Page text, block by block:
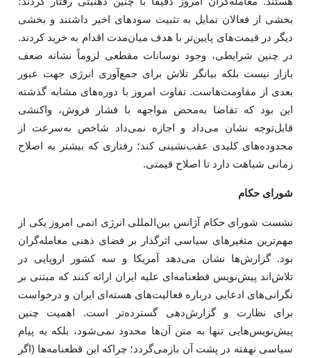
بخشی از فعالان تمایل به تثبیت سودهای اخیر داشتند و بخشی
دیگر در قیمت‌های پایین‌تر با هدف میان‌مدت اقدام به خرید کردند.
در چنین شرایطی، وجود نوسانات مقطعی لزوماً نشانه ضعف
بازار نیست بلکه بیانگر تلاش برای جمع‌آوری انرژی جهت عبور
بعدی از مقاومت‌هاست. تفاوت امروز با دوره‌های مشابه گذشته
این بود که تقاضا به‌محض مواجهه با فشار فروش، واکنشی
قابل‌توجه نشان می‌داد و اجازه نمی‌داد شاخص به‌سرعت از
محدوده‌های کلیدی عقب‌نشینی کند؛ رفتاری که بیشتر به اصلاح
زمانی شباهت دارد تا اصلاح قیمتی.
شورای حکام
نشست شورای حکام آژانس بین‌المللی انرژی اتمی امروز یکی از
مهم‌ترین متغیرهای سیاسی اثرگذار بر فضای ذهنی معامله‌گران
بود. گزارش‌ها نشان می‌دهد آمریکا و سه کشور اروپایی در
تلاش‌اند پیش‌نویس قطعنامه‌ای علیه ایران ارائه کنند که مبتنی بر
نگرانی‌های ادعایی درباره فعالیت‌های هسته‌ای ایران و درخواست
برای نظارت و گزارش‌دهی گسترده‌تر است. اهمیت چنین
پیش‌نویس‌هایی تنها به متن آن‌ها محدود نمی‌شود، بلکه به پیام
سیاسی نهفته در پشت آن بازمی‌گردد؛ چراکه این قطعنامه‌ها (اگر